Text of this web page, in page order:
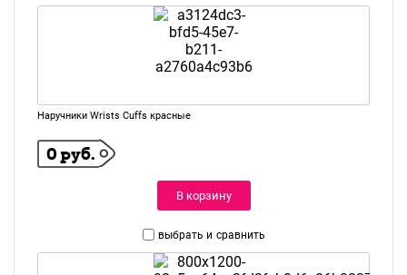
Наручники Wrists Cuffs красные
0 руб.
В корзину
выбрать и сравнить